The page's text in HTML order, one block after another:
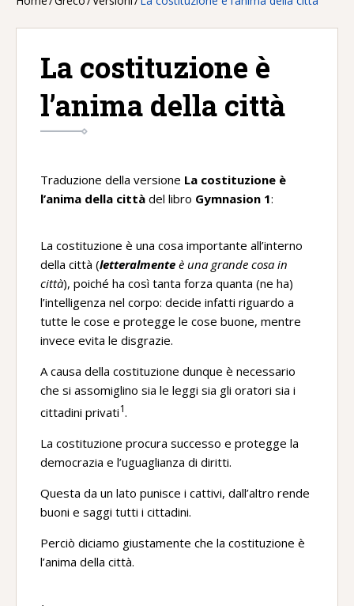
La costituzione è
l’anima della città
Traduzione della versione La costituzione è
l’anima della città del libro Gymnasion 1:
La costituzione è una cosa importante all’interno
della città (letteralmente è una grande cosa in
città), poiché ha così tanta forza quanta (ne ha)
l’intelligenza nel corpo: decide infatti riguardo a
tutte le cose e protegge le cose buone, mentre
invece evita le disgrazie.
A causa della costituzione dunque è necessario
che si assomiglino sia le leggi sia gli oratori sia i
cittadini privati1.
La costituzione procura successo e protegge la
democrazia e l’uguaglianza di diritti.
Questa da un lato punisce i cattivi, dall’altro rende
buoni e saggi tutti i cittadini.
Perciò diciamo giustamente che la costituzione è
l’anima della città.